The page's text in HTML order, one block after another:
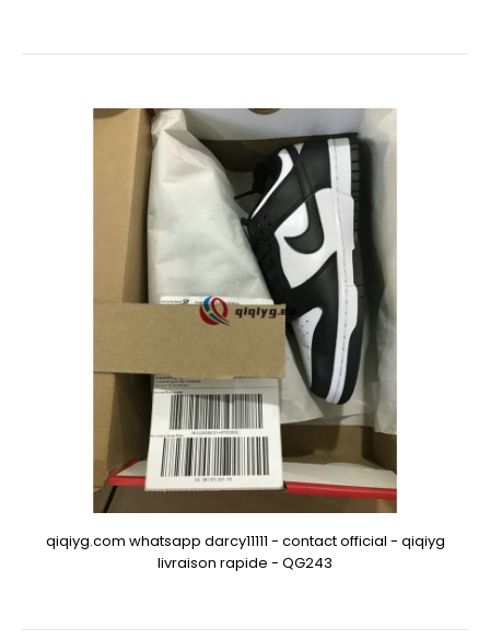
qiqiyg.com whatsapp darcy11111 - contact official - qiqiyg
livraison rapide - QG243